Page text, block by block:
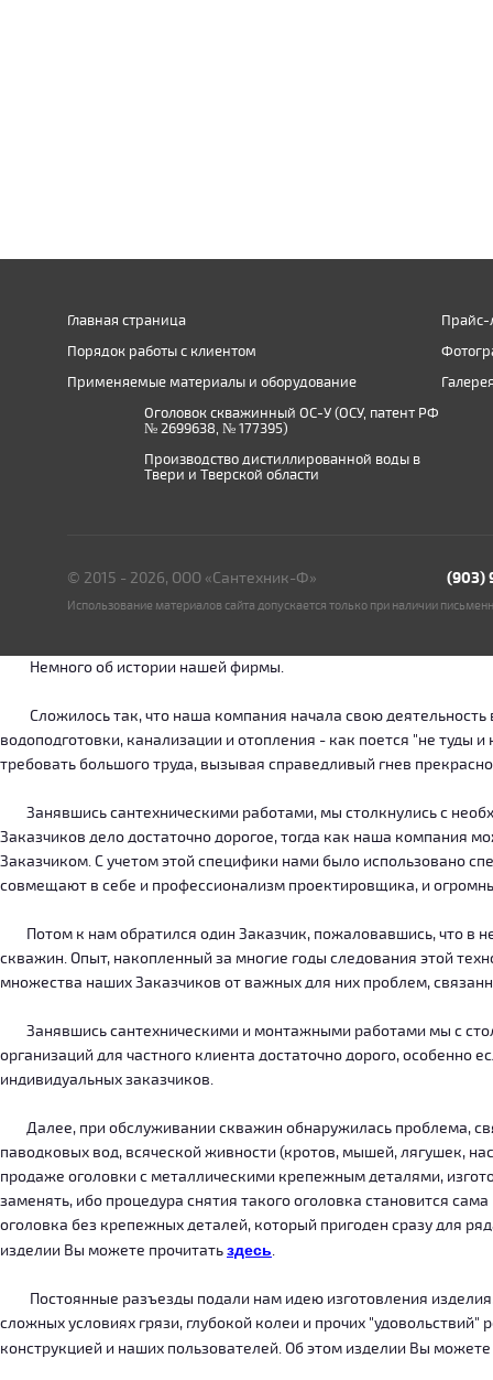
Главная страница
Порядок работы с клиентом
Применяемые материалы и оборудование
Прайс-
Оголовок скважинный ОС-У (ОСУ, патент РФ
№ 2699638, № 177395)
Производство дистиллированной воды в
Твери и Тверской области
© 2015 - 2026, ООО «Сантехник-Ф» (903)
Использование материалов сайта допускается только при наличии
Немного об истории нашей фирмы.
Сложилось так, что наша компания начала свою деятельность
водоподготовки, канализации и отопления - как поется "не
требовать большого труда, вызывая справедливый гнев
Занявшись сантехническими работами, мы столкнулись с
Заказчиков дело достаточно дорогое, тогда как наша компания
Заказчиком. С учетом этой специфики нами было использовано
совмещают в себе и профессионализм проектировщика, и
Потом к нам обратился один Заказчик, пожаловавшись, что в
скважин. Опыт, накопленный за многие годы следования этой
множества наших Заказчиков от важных для них проблем,
Занявшись сантехническими и монтажными работами мы с
организаций для частного клиента достаточно дорого, особенно
индивидуальных заказчиков.
Далее, при обслуживании скважин обнаружилась проблема,
паводковых вод, всяческой живности (кротов, мышей, лягушек,
продаже оголовки с металлическими крепежным деталями,
заменять, ибо процедура снятия такого оголовка становится
оголовка без крепежных деталей, который пригоден сразу для
изделии Вы можете прочитатьздесь.
Постоянные разъезды подали нам идею изготовления
сложных условиях грязи, глубокой колеи и прочих
конструкцией и наших пользователей. Об этом изделии Вы